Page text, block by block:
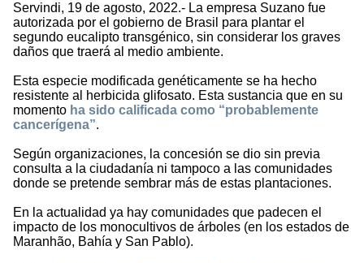
Servindi, 19 de agosto, 2022.- La empresa Suzano fue
autorizada por el gobierno de Brasil para plantar el
segundo eucalipto transgénico, sin considerar los graves
daños que traerá al medio ambiente.
Esta especie modificada genéticamente se ha hecho
resistente al herbicida glifosato. Esta sustancia que en su
momento ha sido calificada como “probablemente
cancerígena”.
Según organizaciones, la concesión se dio sin previa
consulta a la ciudadanía ni tampoco a las comunidades
donde se pretende sembrar más de estas plantaciones.
En la actualidad ya hay comunidades que padecen el
impacto de los monocultivos de árboles (en los estados de
Maranhão, Bahía y San Pablo).